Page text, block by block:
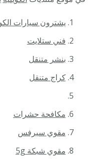
يشترون سيارات
فني ستلايت
بنشر متنقل
كراج متنقل
مكافحة حشرات
مقوي سيرفس
مقوي شبكة 5g